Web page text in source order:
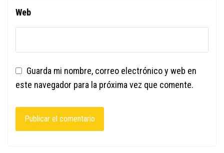
Web
Guarda mi nombre, correo electrónico y web en
este navegador para la próxima vez que comente.